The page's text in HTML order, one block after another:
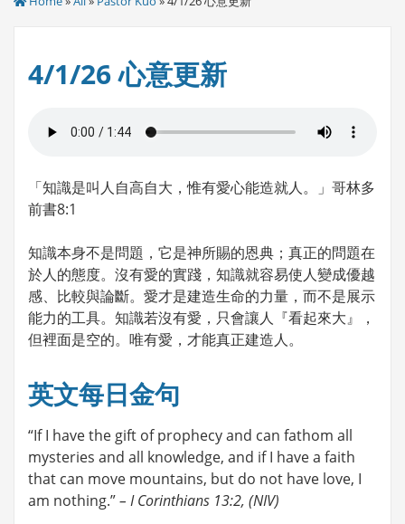
4/1/26 心意更新
「知識是叫人自高自大，惟有愛心能造就人。」哥林多
前書8:1
知識本身不是問題，它是神所賜的恩典；真正的問題在
於人的態度。沒有愛的實踐，知識就容易使人變成優越
感、比較與論斷。愛才是建造生命的力量，而不是展示
能力的工具。知識若沒有愛，只會讓人『看起來大』，
但裡面是空的。唯有愛，才能真正建造人。
英文每日金句
“If I have the gift of prophecy and can fathom all
mysteries and all knowledge, and if I have a faith
that can move mountains, but do not have love, I
am nothing.”– I Corinthians 13:2, (NIV)